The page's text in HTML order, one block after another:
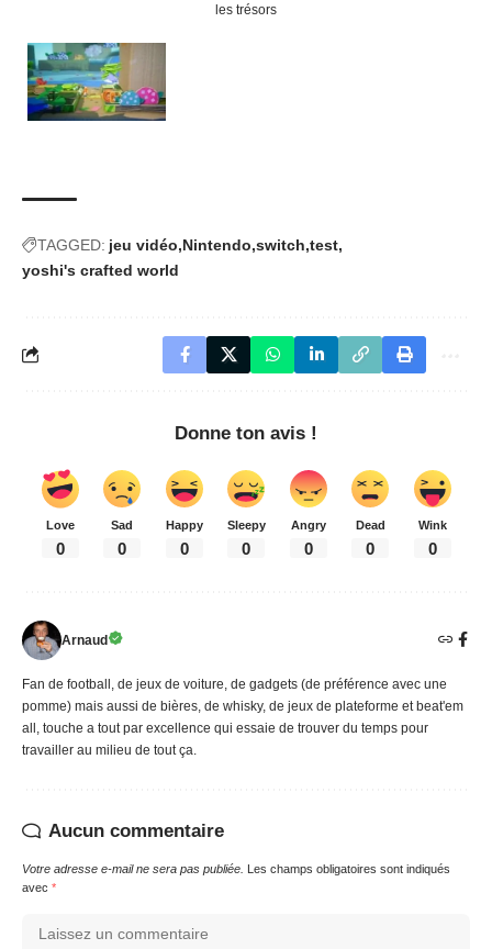
les trésors
TAGGED: jeu vidéo Nintendo switch test
yoshi's crafted world
Donne ton avis !
Love
0
Sad
0
Happy
0
Sleepy
0
Angry
0
Dead
0
Wink
0
Arnaud
Fan de football, de jeux de voiture, de gadgets (de préférence avec une
pomme) mais aussi de bières, de whisky, de jeux de plateforme et beat'em
all, touche a tout par excellence qui essaie de trouver du temps pour
travailler au milieu de tout ça.
Aucun commentaire
Votre adresse e-mail ne sera pas publiée.
Les champs obligatoires sont indiqués
avec *